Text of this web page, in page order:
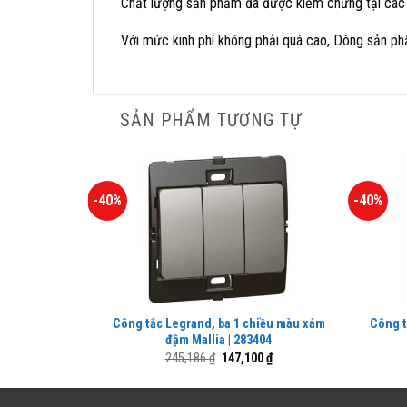
Với mức kinh phí không phải quá cao, Dòng sản
SẢN PHẨM TƯƠNG TỰ
-40%
Công tắc Legrand, ba 1 chiều màu xám
đậm Mallia | 283404
245,186₫ Giá
147,100₫Giá
hiện
-40%
Công